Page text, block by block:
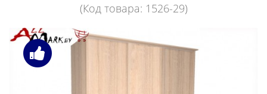
(Код товара: 1526-29)